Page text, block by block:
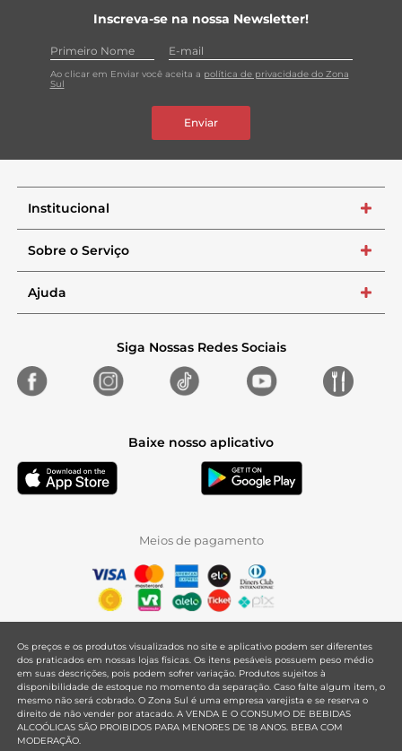
Inscreva-se na nossa Newsletter!
Ao clicar em Enviar você aceita a política de privacidade do Zona
Sul
Enviar
Institucional +
Sobre o Serviço +
Ajuda +
Siga Nossas Redes Sociais
Baixe nosso aplicativo
Meios de pagamento
Os preços e os produtos visualizados no site e aplicativo podem ser diferentes
dos praticados em nossas lojas físicas. Os itens pesáveis possuem peso médio
em suas descrições, pois podem sofrer variação. Produtos sujeitos à
disponibilidade de estoque no momento da separação. Caso falte algum item, o
mesmo não será cobrado. O Zona Sul é uma empresa varejista e se reserva o
direito de não vender por atacado. A VENDA E O CONSUMO DE BEBIDAS
ALCOÓLICAS SÃO PROIBIDOS PARA MENORES DE 18 ANOS. BEBA COM
MODERAÇÃO.